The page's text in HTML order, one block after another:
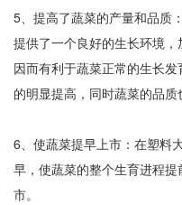
5、提高了蔬菜的产量和品质
提供了一个良好的生长环境，
因而有利于蔬菜正常的生长
的明显提高，同时蔬菜的品质
6、使蔬菜提早上市：在塑料
早，使蔬菜的整个生育进程
市。